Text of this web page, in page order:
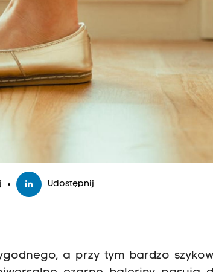
Udostępnij
a przy tym bardzo